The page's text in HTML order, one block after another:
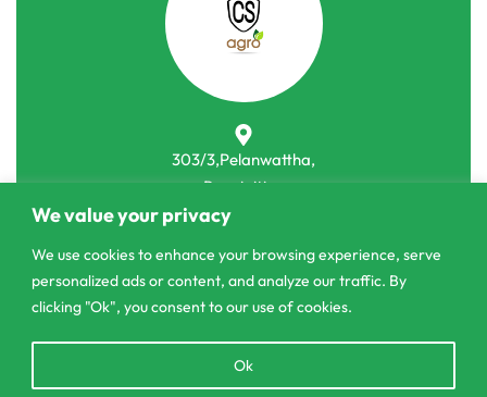
We value your privacy
We use cookies to enhance your browsing experience, serve
personalized ads or content, and analyze our traffic. By
clicking "Ok", you consent to our use of cookies.
Ok
303/3,Pelanwattha,
Pannipitiya
011 2 841 996
Home
Calculator
chaty